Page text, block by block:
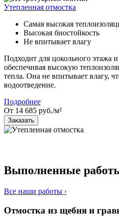
Утепленная отмостка
Самая высокая
Высокая биостойкость
Не впитывает влагу
Подходит для цокольного этажа
обеспечивая высокую
тепла. Она не впитывает влагу,
водоотведение.
Подробнее
От 14 685 руб./м²
Заказать
Выполненные
Все наши работы ›
Отмостка из щебня и